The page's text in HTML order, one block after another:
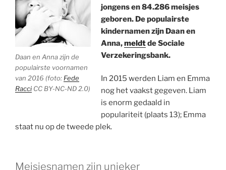
Daan en Anna zijn de
populairste voornamen
van 2016 (foto:Fede
Racci CC BY-NC-ND 2.0)
jongens en 84.286 meisjes
geboren. De populairste
kindernamen zijn Daan en
Anna,meldtde Sociale
Verzekeringsbank.
In 2015 werden Liam en Emma
nog het vaakst gegeven. Liam
is enorm gedaald in
populariteit (plaats 13); Emma
staat nu op de tweede plek.
Meisjesnamen zijn unieker